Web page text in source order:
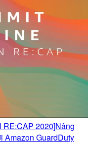
RE:CAP 2020]Nâng
Amazon GuardDuty